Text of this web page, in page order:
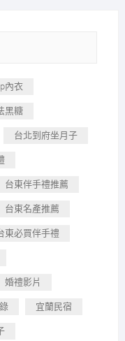
內衣
黑糖
台北到府坐月子
台東伴手禮推薦
台東名產推薦
東必買伴手禮
婚禮影片
宜蘭民宿